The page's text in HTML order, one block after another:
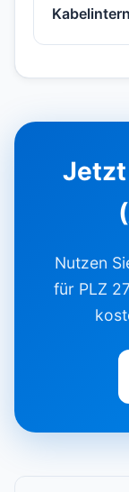
Jetzt
Nutzen
für PLZ